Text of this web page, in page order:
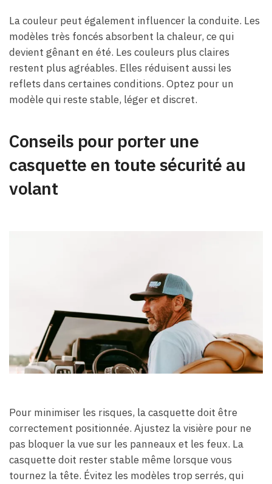
La couleur peut également influencer la conduite. Les
modèles très foncés absorbent la chaleur, ce qui
devient gênant en été. Les couleurs plus claires
restent plus agréables. Elles réduisent aussi les
reflets dans certaines conditions. Optez pour un
modèle qui reste stable, léger et discret.
Conseils pour porter une
casquette en toute sécurité au
volant
Pour minimiser les risques, la casquette doit être
correctement positionnée. Ajustez la visière pour ne
pas bloquer la vue sur les panneaux et les feux. La
casquette doit rester stable même lorsque vous
tournez la tête. Évitez les modèles trop serrés, qui